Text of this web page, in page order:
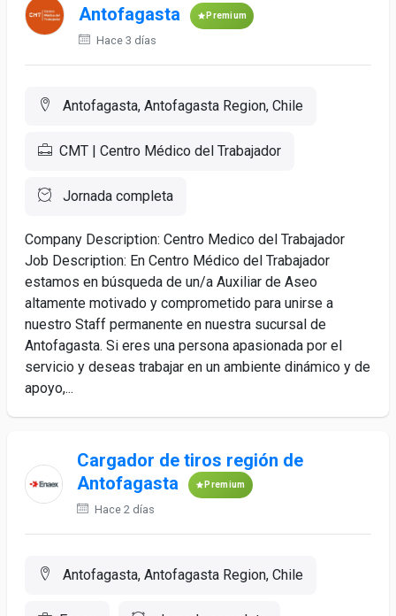
Antofagasta
Premium
Hace 3 días
Antofagasta, Antofagasta Region, Chile
CMT | Centro Médico del Trabajador
Jornada completa
Company Description: Centro Medico del Trabajador
Job Description: En Centro Médico del Trabajador
estamos en búsqueda de un/a Auxiliar de Aseo
altamente motivado y comprometido para unirse a
nuestro Staff permanente en nuestra sucursal de
Antofagasta. Si eres una persona apasionada por el
servicio y deseas trabajar en un ambiente dinámico y de
apoyo,...
Cargador de tiros región de
Antofagasta
Premium
Hace 2 días
Antofagasta, Antofagasta Region, Chile